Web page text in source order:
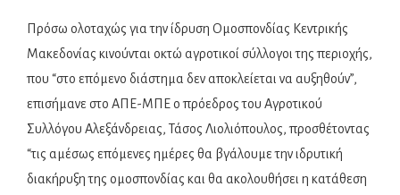
Πρόσω ολοταχώς για την ίδρυση Ομοσπονδίας Κεντρικής
Μακεδονίας κινούνται οκτώ αγροτικοί σύλλογοι της περιοχής,
που “στο επόμενο διάστημα δεν αποκλείεται να αυξηθούν”,
επισήμανε στο ΑΠΕ-ΜΠΕ ο πρόεδρος του Αγροτικού
Συλλόγου Αλεξάνδρειας, Τάσος Λιολιόπουλος, προσθέτοντας
“τις αμέσως επόμενες ημέρες θα βγάλουμε την ιδρυτική
διακήρυξη της ομοσπονδίας και θα ακολουθήσει η κατάθεση